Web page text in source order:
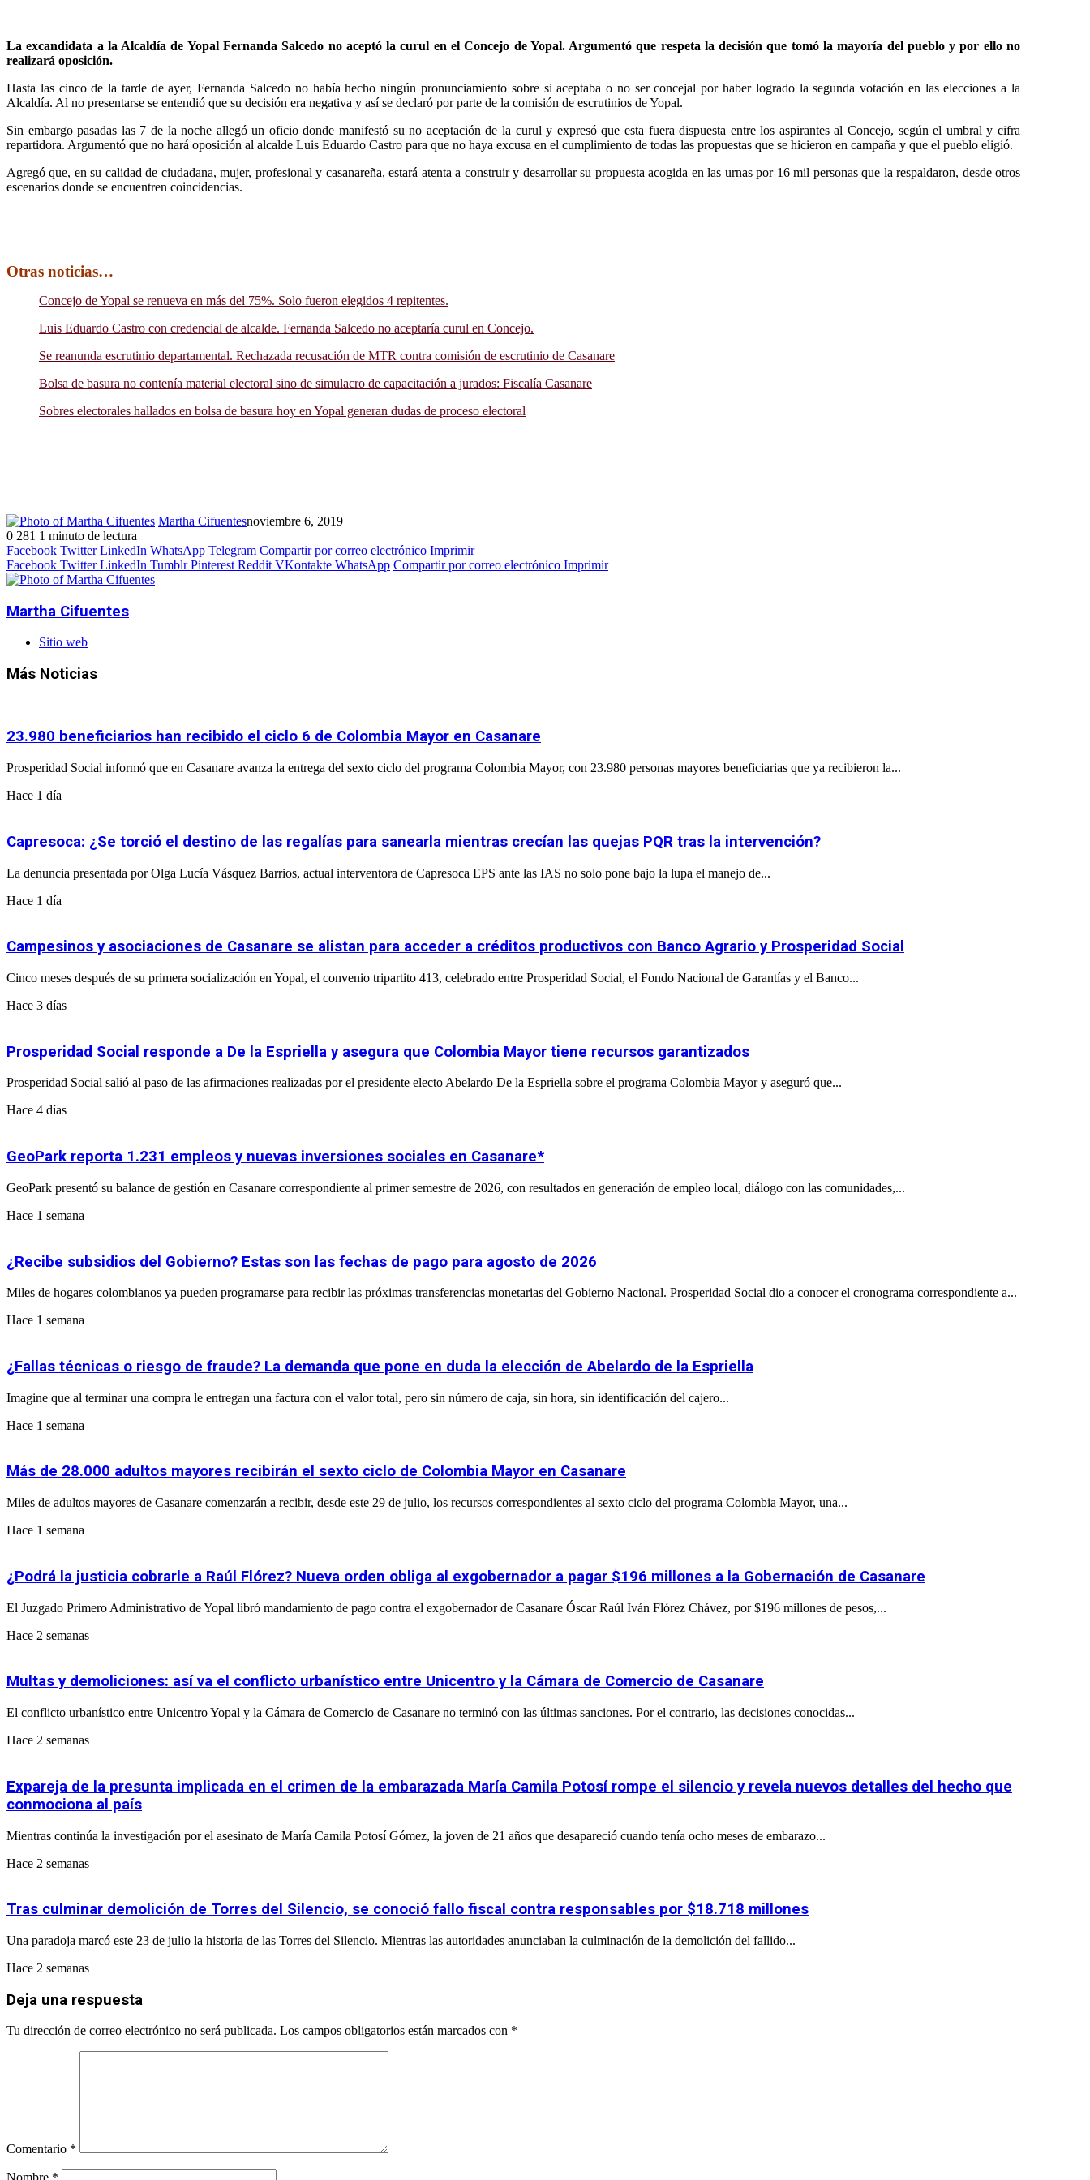
La excandidata a la Alcaldía de Yopal Fernanda Salcedo no aceptó la curul en el Concejo de Yopal. Argumentó que respeta la decisión que tomó la mayoría del pueblo y por ello no
realizará oposición.
Hasta las cinco de la tarde de ayer, Fernanda Salcedo no había hecho ningún pronunciamiento sobre si aceptaba o no ser concejal por haber logrado la segunda votación en las elecciones a la
Alcaldía. Al no presentarse se entendió que su decisión era negativa y así se declaró por parte de la comisión de escrutinios de Yopal.
Sin embargo pasadas las 7 de la noche allegó un oficio donde manifestó su no aceptación de la curul y expresó que esta fuera dispuesta entre los aspirantes al Concejo, según el umbral y cifra
repartidora. Argumentó que no hará oposición al alcalde Luis Eduardo Castro para que no haya excusa en el cumplimiento de todas las propuestas que se hicieron en campaña y que el pueblo eligió.
Agregó que, en su calidad de ciudadana, mujer, profesional y casanareña, estará atenta a construir y desarrollar su propuesta acogida en las urnas por 16 mil personas que la respaldaron, desde otros
escenarios donde se encuentren coincidencias.
Otras noticias…
Concejo de Yopal se renueva en más del 75%. Solo fueron elegidos 4 repitentes.
Luis Eduardo Castro con credencial de alcalde. Fernanda Salcedo no aceptaría curul en Concejo.
Se reanunda escrutinio departamental. Rechazada recusación de MTR contra comisión de escrutinio de Casanare
Bolsa de basura no contenía material electoral sino de simulacro de capacitación a jurados: Fiscalía Casanare
Sobres electorales hallados en bolsa de basura hoy en Yopal generan dudas de proceso electoral
Martha Cifuentesnoviembre 6, 2019
0 281 1 minuto de lectura
Facebook Twitter LinkedIn WhatsApp Telegram Compartir por correo electrónico Imprimir
Facebook Twitter LinkedIn Tumblr Pinterest Reddit VKontakte WhatsApp Compartir por correo electrónico Imprimir
Martha Cifuentes
Sitio web
Más Noticias
23.980 beneficiarios han recibido el ciclo 6 de Colombia Mayor en Casanare
Prosperidad Social informó que en Casanare avanza la entrega del sexto ciclo del programa Colombia Mayor, con 23.980 personas mayores beneficiarias que ya recibieron la...
Hace 1 día
Capresoca: ¿Se torció el destino de las regalías para sanearla mientras crecían las quejas PQR tras la intervención?
La denuncia presentada por Olga Lucía Vásquez Barrios, actual interventora de Capresoca EPS ante las IAS no solo pone bajo la lupa el manejo de...
Hace 1 día
Campesinos y asociaciones de Casanare se alistan para acceder a créditos productivos con Banco Agrario y Prosperidad Social
Cinco meses después de su primera socialización en Yopal, el convenio tripartito 413, celebrado entre Prosperidad Social, el Fondo Nacional de Garantías y el Banco...
Hace 3 días
Prosperidad Social responde a De la Espriella y asegura que Colombia Mayor tiene recursos garantizados
Prosperidad Social salió al paso de las afirmaciones realizadas por el presidente electo Abelardo De la Espriella sobre el programa Colombia Mayor y aseguró que...
Hace 4 días
GeoPark reporta 1.231 empleos y nuevas inversiones sociales en Casanare*
GeoPark presentó su balance de gestión en Casanare correspondiente al primer semestre de 2026, con resultados en generación de empleo local, diálogo con las comunidades,...
Hace 1 semana
¿Recibe subsidios del Gobierno? Estas son las fechas de pago para agosto de 2026
Miles de hogares colombianos ya pueden programarse para recibir las próximas transferencias monetarias del Gobierno Nacional. Prosperidad Social dio a conocer el cronograma correspondiente a...
Hace 1 semana
¿Fallas técnicas o riesgo de fraude? La demanda que pone en duda la elección de Abelardo de la Espriella
Imagine que al terminar una compra le entregan una factura con el valor total, pero sin número de caja, sin hora, sin identificación del cajero...
Hace 1 semana
Más de 28.000 adultos mayores recibirán el sexto ciclo de Colombia Mayor en Casanare
Miles de adultos mayores de Casanare comenzarán a recibir, desde este 29 de julio, los recursos correspondientes al sexto ciclo del programa Colombia Mayor, una...
Hace 1 semana
¿Podrá la justicia cobrarle a Raúl Flórez? Nueva orden obliga al exgobernador a pagar $196 millones a la Gobernación de Casanare
El Juzgado Primero Administrativo de Yopal libró mandamiento de pago contra el exgobernador de Casanare Óscar Raúl Iván Flórez Chávez, por $196 millones de pesos,...
Hace 2 semanas
Multas y demoliciones: así va el conflicto urbanístico entre Unicentro y la Cámara de Comercio de Casanare
El conflicto urbanístico entre Unicentro Yopal y la Cámara de Comercio de Casanare no terminó con las últimas sanciones. Por el contrario, las decisiones conocidas...
Hace 2 semanas
Expareja de la presunta implicada en el crimen de la embarazada María Camila Potosí rompe el silencio y revela nuevos detalles del hecho que
conmociona al país
Mientras continúa la investigación por el asesinato de María Camila Potosí Gómez, la joven de 21 años que desapareció cuando tenía ocho meses de embarazo...
Hace 2 semanas
Tras culminar demolición de Torres del Silencio, se conoció fallo fiscal contra responsables por $18.718 millones
Una paradoja marcó este 23 de julio la historia de las Torres del Silencio. Mientras las autoridades anunciaban la culminación de la demolición del fallido...
Hace 2 semanas
Deja una respuesta
Tu dirección de correo electrónico no será publicada. Los campos obligatorios están marcados con *
Comentario *